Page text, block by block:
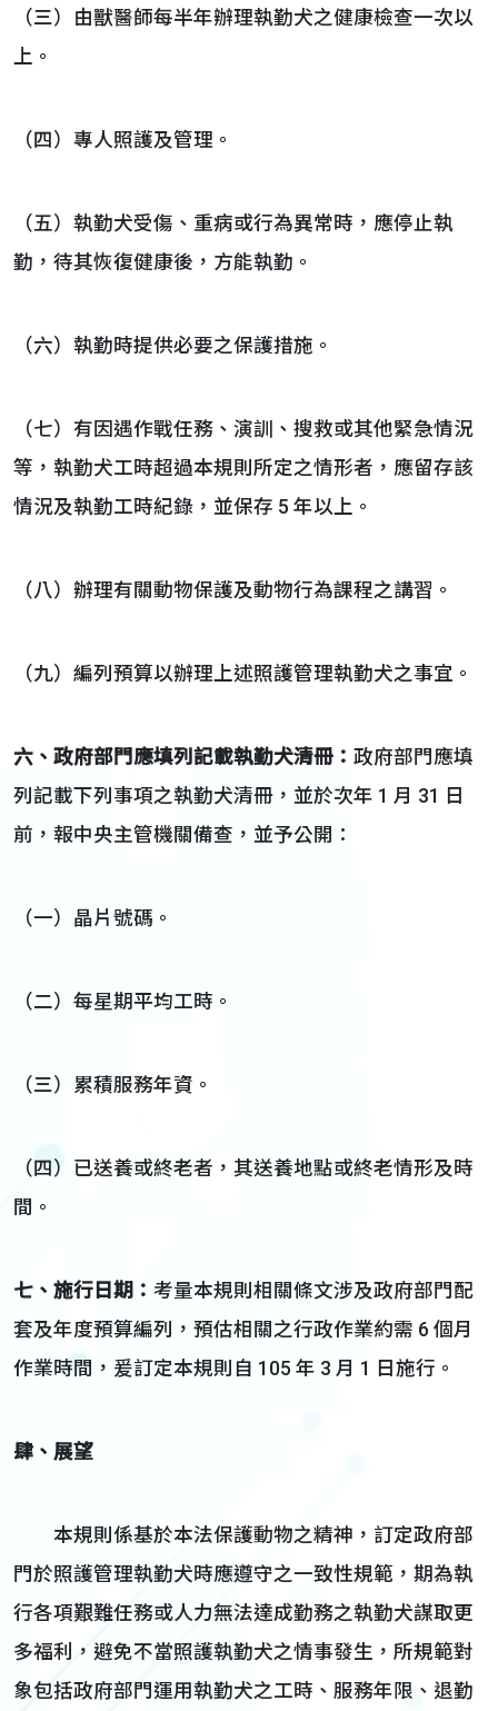
（三）由獸醫師每半年辦理執勤犬之健康檢查一次以
上。
（四）專人照護及管理。
（五）執勤犬受傷、重病或行為異常時，應停止執
勤，待其恢復健康後，方能執勤。
（六）執勤時提供必要之保護措施。
（七）有因遇作戰任務、演訓、搜救或其他緊急情況
等，執勤犬工時超過本規則所定之情形者，應留存該
情況及執勤工時紀錄，並保存 5 年以上。
（八）辦理有關動物保護及動物行為課程之講習。
（九）編列預算以辦理上述照護管理執勤犬之事宜。
六、 政府部門應填列記載執勤犬清冊 ： 政府部門應填
列記載下列事項之執勤犬清冊，並於次年 1 月 31 日
前，報中央主管機關備查，並予公開：
（一）晶片號碼。
（二）每星期平均工時。
（三）累積服務年資。
（四）已送養或終老者，其送養地點或終老情形及時
間。
七、 施行 日期： 考量本規則相關條文涉及政府部門配
套及年度預算編列，預估相關之行政作業約需 6 個月
作業時間，爰訂定本規則自 105 年 3 月 1 日施行。
肆、 展望
本規則係基於本法保護動物之精神，訂定政府部
門於照護管理執勤犬時應遵守之一致性規範，期為執
行各項艱難任務或人力無法達成勤務之執勤犬謀取更
多福利，避免不當照護執勤犬之情事發生，所規範對
象包括政府部門運用執勤犬之工時、服務年限、退勤